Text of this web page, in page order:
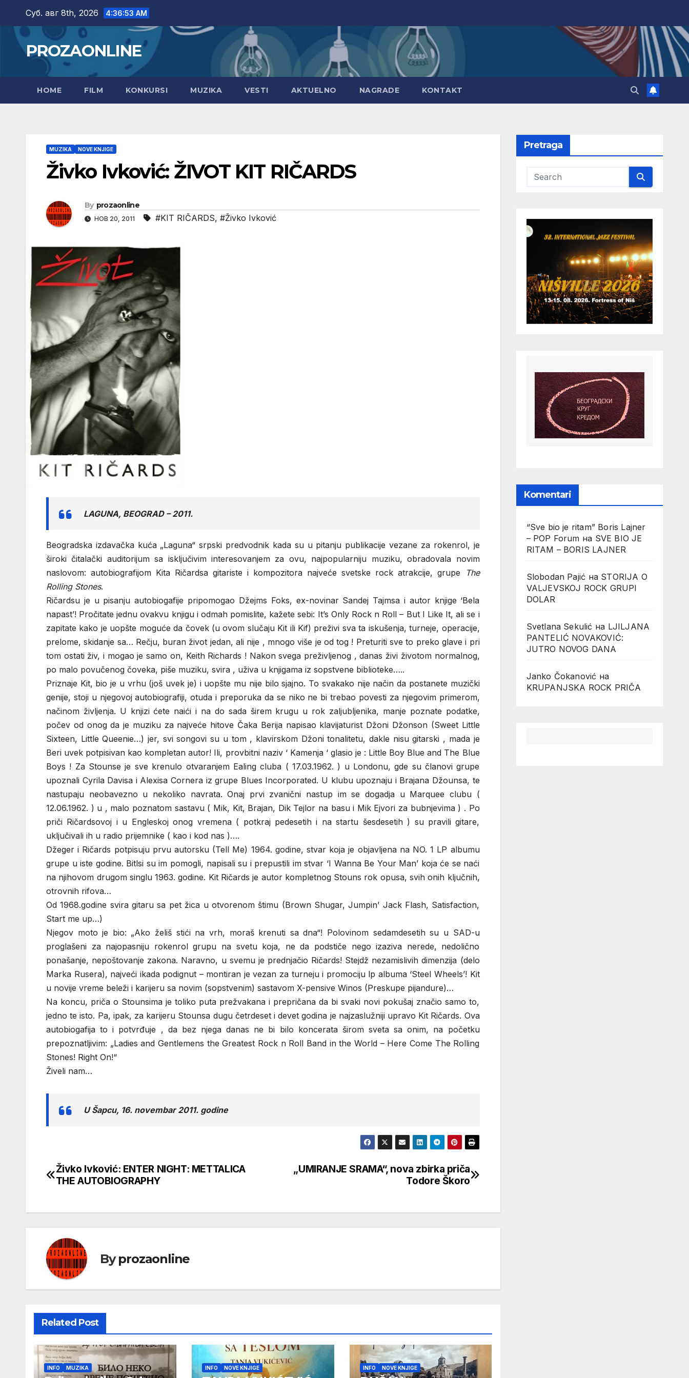
content
Суб. авг 8th, 2026 4:36:54 AM
PROZAONLINE
HOME FILM KONKURSI MUZIKA VESTI AKTUELNO NAGRADE KONTAKT
MUZIKA NOVE KNJIGE
Živko Ivković: ŽIVOT KIT RIČARDS
By prozaonline
НОВ 20, 2011 #KIT RIČARDS, #Živko Ivković
LAGUNA, BEOGRAD – 2011.
Beogradska izdavačka kuća „Laguna“ srpski predvodnik kada su u pitanju publikacije vezane za rokenrol, je
široki čitalački auditorijum sa isključivim interesovanjem za ovu, najpopularniju muziku, obradovala novim
naslovom: autobiografijom Kita Ričardsa gitariste i kompozitora najveće svetske rock atrakcije, grupe
The
Rolling Stones.
Ričardsu je u pisanju autobiogafije pripomogao Džejms Foks, ex-novinar Sandej Tajmsa i autor knjige ‘Bela
napast’! Pročitate jednu ovakvu knjigu i odmah pomislite, kažete sebi: It’s Only Rock n Roll – But I Like It, ali se i
zapitate kako je uopšte moguće da čovek (u ovom slučaju Kit ili Kif) preživi sva ta iskušenja, turneje, operacije,
prelome, skidanje sa… Rečju, buran život jedan, ali nije , mnogo više je od tog ! Preturiti sve to preko glave i pri
tom ostati živ, i mogao je samo on, Keith Richards ! Nakon svega preživljenog , danas živi životom normalnog,
po malo povučenog čoveka, piše muziku, svira , uživa u knjigama iz sopstvene biblioteke…..
Priznaje Kit, bio je u vrhu (još uvek je) i uopšte mu nije bilo sjajno. To svakako nije način da postanete muzički
genije, stoji u njegovoj autobiografiji, otuda i preporuka da se niko ne bi trebao povesti za njegovim primerom,
načinom življenja. U knjizi ćete naići i na do sada širem krugu u rok zaljubljenika, manje poznate podatke,
počev od onog da je muziku za najveće hitove Čaka Berija napisao klavijaturist Džoni Džonson (Sweet Little
Sixteen, Little Queenie…) jer, svi songovi su u tom , klavirskom Džoni tonalitetu, dakle nisu gitarski , mada je
Beri uvek potpisivan kao kompletan autor! Ili, provbitni naziv ‘ Kamenja ‘ glasio je : Little Boy Blue and The Blue
Boys ! Za Stounse je sve krenulo otvaranjem Ealing cluba ( 17.03.1962. ) u Londonu, gde su članovi grupe
upoznali Cyrila Davisa i Alexisa Cornera iz grupe Blues Incorporated. U klubu upoznaju i Brajana Džounsa, te
nastupaju neobavezno u nekoliko navrata. Onaj prvi zvanični nastup im se dogadja u Marquee clubu (
12.06.1962. ) u , malo poznatom sastavu ( Mik, Kit, Brajan, Dik Tejlor na basu i Mik Ejvori za bubnjevima ) . Po
priči Ričardsovoj i u Engleskoj onog vremena ( potkraj pedesetih i na startu šesdesetih ) su pravili gitare,
uključivali ih u radio prijemnike ( kao i kod nas )….
Džeger i Ričards potpisuju prvu autorsku (Tell Me) 1964. godine, stvar koja je objavljena na NO. 1 LP albumu
grupe u iste godine. Bitlsi su im pomogli, napisali su i prepustili im stvar ‘I Wanna Be Your Man’ koja će se naći
na njihovom drugom singlu 1963. godine. Kit Ričards je autor kompletnog Stouns rok opusa, svih onih ključnih,
otrovnih rifova…
Od 1968.godine svira gitaru sa pet žica u otvorenom štimu (Brown Shugar, Jumpin’ Jack Flash, Satisfaction,
Start me up…)
Njegov moto je bio: „Ako želiš stići na vrh, moraš krenuti sa dna“! Polovinom sedamdesetih su u SAD-u
proglašeni za najopasniju rokenrol grupu na svetu koja, ne da podstiče nego izaziva nerede, nedolično
ponašanje, nepoštovanje zakona. Naravno, u svemu je prednjačio Ričards! Stejdž nezamislivih dimenzija (delo
Marka Rusera), najveći ikada podignut – montiran je vezan za turneju i promociju lp albuma ‘Steel Wheels’! Kit
u novije vreme beleži i karijeru sa novim (sopstvenim) sastavom X-pensive Winos (Preskupe pijandure)…
Na koncu, priča o Stounsima je toliko puta prežvakana i prepričana da bi svaki novi pokušaj značio samo to,
jedno te isto. Pa, ipak, za karijeru Stounsa dugu četrdeset i devet godina je najzaslužniji upravo Kit Ričards. Ova
autobiogafija to i potvrđuje , da bez njega danas ne bi bilo koncerata širom sveta sa onim, na početku
prepoznatljivim: „Ladies and Gentlemens the Greatest Rock n Roll Band in the World – Here Come The Rolling
Stones! Right On!“
Živeli nam…
U Šapcu, 16. novembar 2011. godine
Кретање
„UMIRANJE SRAMA“, nova zbirka priča
Todore Škoro
Živko Ivković: ENTER NIGHT: METTALICA
THE AUTOBIOGRAPHY
Byprozaonline
Related Post
INFO MUZIKA INFO NOVE KNJIGE INFO NOVE KNJIGE
Pretraga
Komentari
“Sve bio je ritam” Boris Lajner
– POP Forum на SVE BIO JE
RITAM – BORIS LAJNER
Slobodan Pajić на STORIJA O
VALJEVSKOJ ROCK GRUPI
DOLAR
Svetlana Sekulić на LJILJANA
PANTELIĆ NOVAKOVIĆ:
JUTRO NOVOG DANA
Janko Čokanović на
KRUPANJSKA ROCK PRIČA